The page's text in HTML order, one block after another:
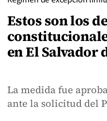
Estos son los
en El Salvador
La medida fue
ante la solicitud del